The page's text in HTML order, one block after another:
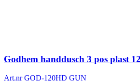
Godhem handdusch 3 pos plast
Art.nrGOD-120HD GUN